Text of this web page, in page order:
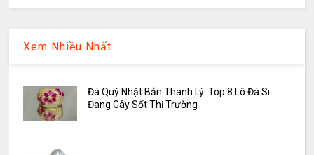
Xem Nhiều Nhất
Đá Quý Nhật Bản Thanh Lý: Top 8 Lô Đá Si
Đang Gây Sốt Thị Trường